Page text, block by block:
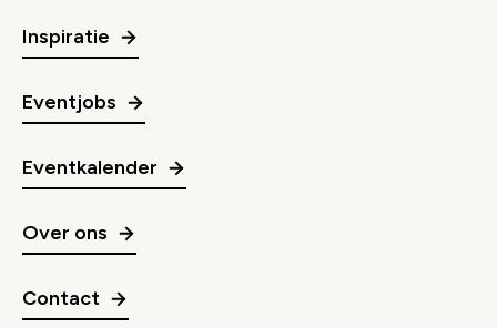
Inspiratie
Eventjobs
Eventkalender
Over ons
Contact